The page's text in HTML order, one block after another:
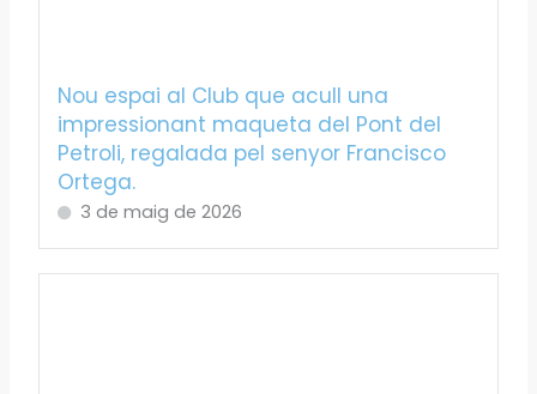
Nou espai al Club que acull una
impressionant maqueta del Pont del
Petroli, regalada pel senyor Francisco
Ortega.
3 de maig de 2026